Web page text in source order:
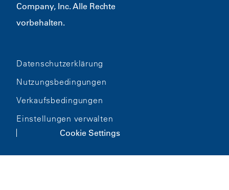
Company, Inc. Alle Rechte
vorbehalten.
Datenschutzerklärung
Nutzungsbedingungen
Verkaufsbedingungen
Einstellungen verwalten
Cookie Settings